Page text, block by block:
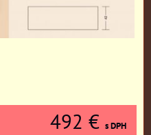
492 € s DPH